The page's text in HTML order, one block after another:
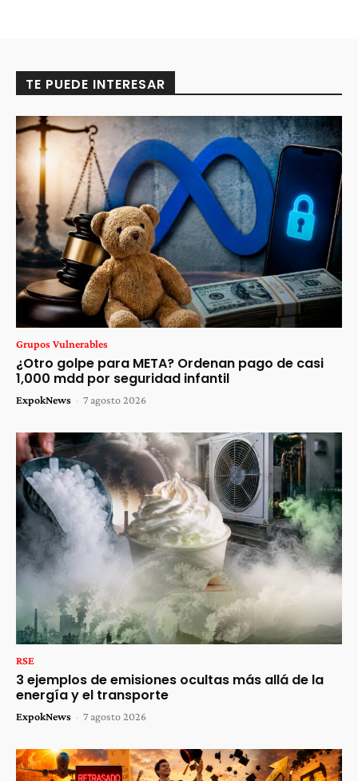
TE PUEDE INTERESAR
Grupos Vulnerables
¿Otro golpe para META? Ordenan pago de casi
1,000 mdd por seguridad infantil
ExpokNews - 7 agosto 2026
RSE
3 ejemplos de emisiones ocultas más allá de la
energía y el transporte
ExpokNews - 7 agosto 2026